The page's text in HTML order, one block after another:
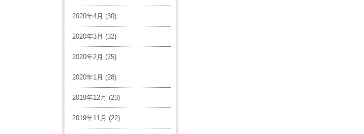
2020年4月 (30)
2020年3月 (32)
2020年2月 (25)
2020年1月 (28)
2019年12月 (23)
2019年11月 (22)